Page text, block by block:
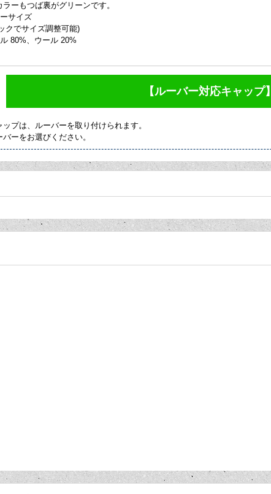
ーもつば裏がグリーンです。
サイズ
クでサイズ調整可能)
80%、ウール 20%
【ルーバー対応キャップ】
ップは、ルーバーを取り付けられます。
ーをお選びください。